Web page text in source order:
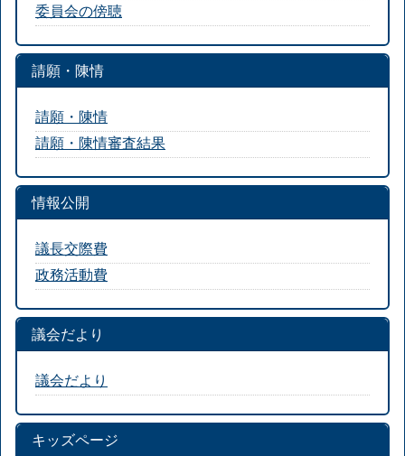
委員会の傍聴
請願・陳情
請願・陳情
請願・陳情審査結果
情報公開
議長交際費
政務活動費
議会だより
議会だより
キッズページ